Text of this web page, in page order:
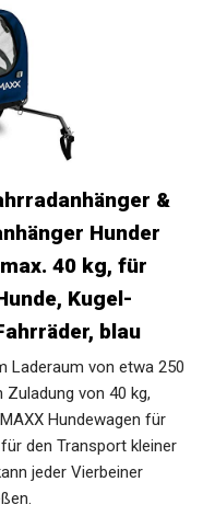
&
Hunder
40 kg, für
Kugel-
blau
Laderaum von etwa 250
von 40 kg,
Hundewagen für
den Transport kleiner
jeder Vierbeiner